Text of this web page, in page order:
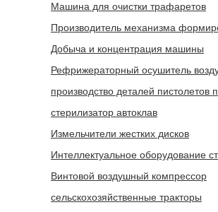
Машина для очистки трафаретов
Производитель механизма
Добыча и концентрация машины
Рефрижераторный осушитель
производство деталей пистолетов
стерилизатор автоклав
Измельчители жестких дисков
Интеллектуальное оборудование
Винтовой воздушный компрессор
сельскохозяйственные тракторы